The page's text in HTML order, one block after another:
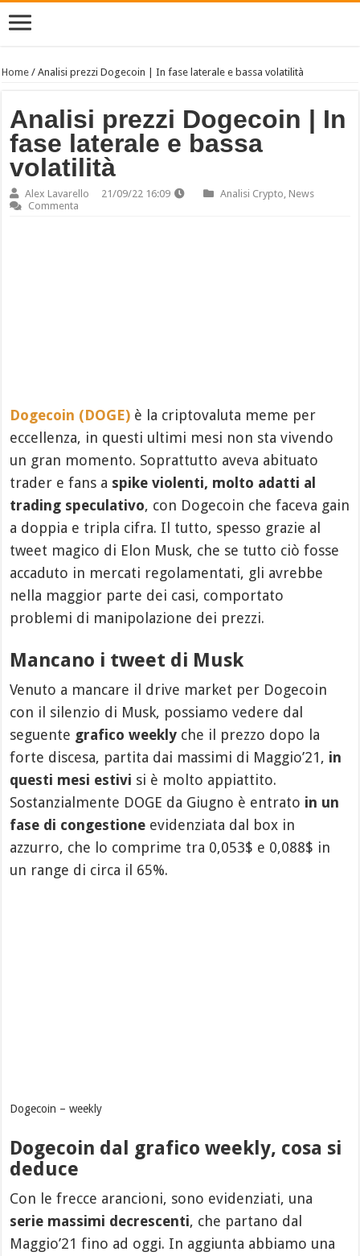
Home /Analisi prezzi Dogecoin | In fase laterale e bassa volatilità
Analisi prezzi Dogecoin | In
fase laterale e bassa
volatilità
Alex Lavarello 21/09/22 16:09 Analisi Crypto, News
Commenta
Dogecoin (DOGE) è la criptovaluta meme per
eccellenza, in questi ultimi mesi non sta vivendo
un gran momento. Soprattutto aveva abituato
trader e fans a spike violenti, molto adatti al
trading speculativo, con Dogecoin che faceva gain
a doppia e tripla cifra. Il tutto, spesso grazie al
tweet magico di Elon Musk, che se tutto ciò fosse
accaduto in mercati regolamentati, gli avrebbe
nella maggior parte dei casi, comportato
problemi di manipolazione dei prezzi.
Mancano i tweet di Musk
Venuto a mancare il drive market per Dogecoin
con il silenzio di Musk, possiamo vedere dal
seguente grafico weekly che il prezzo dopo la
forte discesa, partita dai massimi di Maggio’21, in
questi mesi estivi si è molto appiattito.
Sostanzialmente DOGE da Giugno è entrato in un
fase di congestione evidenziata dal box in
azzurro, che lo comprime tra 0,053$ e 0,088$ in
un range di circa il 65%.
Dogecoin – weekly
Dogecoin dal grafico weekly, cosa si
deduce
Con le frecce arancioni, sono evidenziati, una
serie massimi decrescenti, che partano dal
Maggio’21 fino ad oggi. In aggiunta abbiamo una